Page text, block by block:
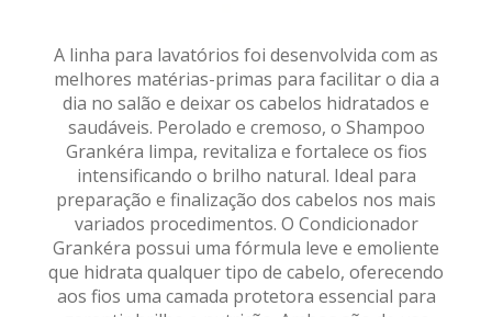
A linha para lavatórios foi desenvolvida com as
melhores matérias-primas para facilitar o dia a
dia no salão e deixar os cabelos hidratados e
saudáveis. Perolado e cremoso, o Shampoo
Grankéra limpa, revitaliza e fortalece os fios
intensificando o brilho natural. Ideal para
preparação e finalização dos cabelos nos mais
variados procedimentos. O Condicionador
Grankéra possui uma fórmula leve e emoliente
que hidrata qualquer tipo de cabelo, oferecendo
aos fios uma camada protetora essencial para